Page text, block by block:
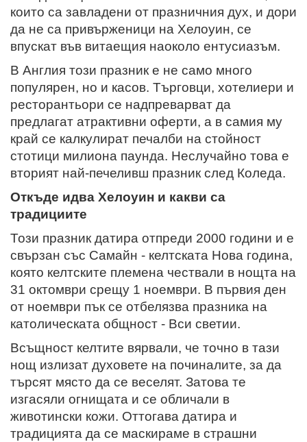
които са завладени от празничния дух, и дори
да не са привърженици на Хелоуин, се
впускат във витаещия наоколо ентусиазъм.
В Англия този празник е не само много
популярен, но и касов. Търговци, хотелиери и
ресторантьори се надпреварват да
предлагат атрактивни оферти, а в самия му
край се калкулират печалби на стойност
стотици милиона паунда. Неслучайно това е
вторият най-печеливш празник след Коледа.
Откъде идва Хелоуин и какви са
традициите
Този празник датира отпреди 2000 години и е
свързан със Самайн - келтската Нова година,
която келтските племена чествали в нощта на
31 октомври срещу 1 ноември. В първия ден
от ноември пък се отбелязва празника на
католическата общност - Вси светии.
Всъщност келтите вярвали, че точно в тази
нощ излизат духовете на починалите, за да
търсят място да се веселят. Затова те
изгасяли огнищата и се обличали в
животински кожи. Оттогава датира и
традицията да се маскираме в страшни